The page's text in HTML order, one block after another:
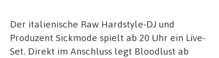
Der italienische Raw Hardstyle-DJ und
Produzent Sickmode spielt ab 20 Uhr ein Live-
Set. Direkt im Anschluss legt Bloodlust ab